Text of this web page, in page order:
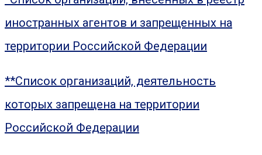
иностранных агентов и запрещенных на
территории Российской Федерации
**Список организаций, деятельность
которых запрещена на территории
Российской Федерации